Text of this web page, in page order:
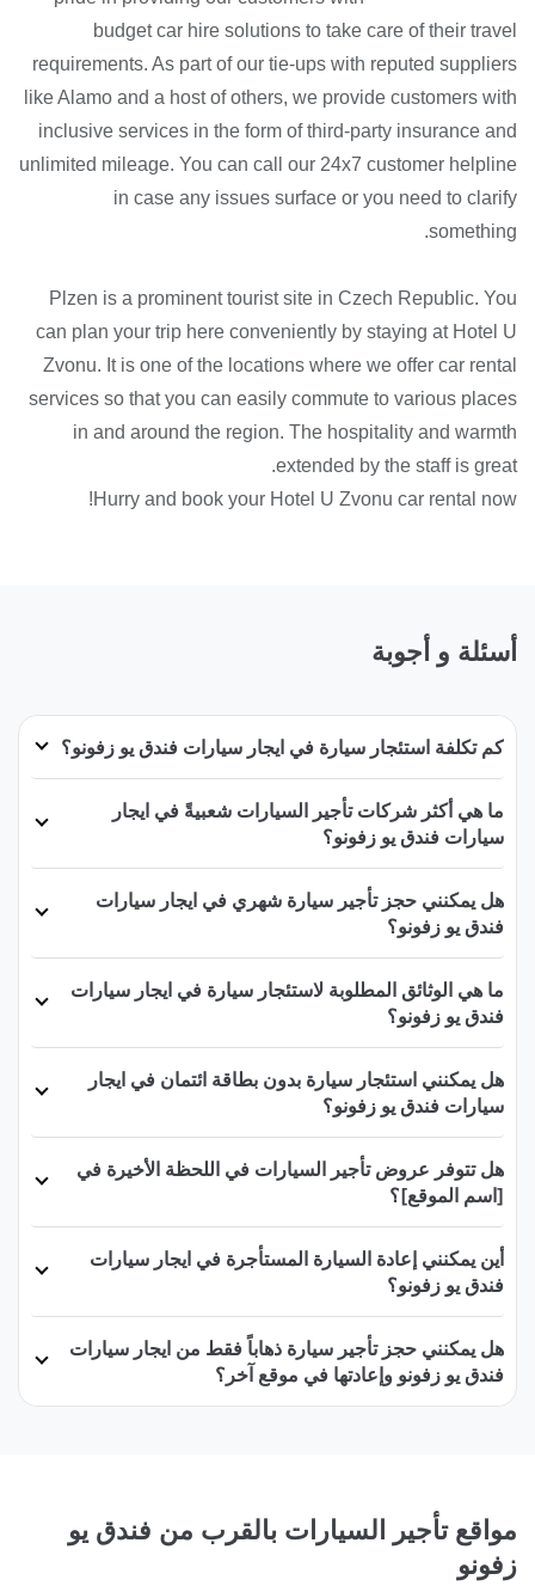
budget car hire solutions to take care of their travel
requirements. As part of our tie-ups with reputed suppliers
like Alamo and a host of others, we provide customers with
inclusive services in the form of third-party insurance and
unlimited mileage. You can call our 24x7 customer helpline
in case any issues surface or you need to clarify
something.
Plzen is a prominent tourist site in Czech Republic. You
can plan your trip here conveniently by staying at Hotel U
Zvonu. It is one of the locations where we offer car rental
services so that you can easily commute to various places
in and around the region. The hospitality and warmth
extended by the staff is great.
Hurry and book your Hotel U Zvonu car rental now!
أسئلة و أجوبة
كم تكلفة استئجار سيارة في ايجار سيارات فندق يو زفونو؟
ما هي أكثر شركات تأجير السيارات شعبيةً في ايجار
سيارات فندق يو زفونو؟
هل يمكنني حجز تأجير سيارة شهري في ايجار سيارات
فندق يو زفونو؟
ما هي الوثائق المطلوبة لاستئجار سيارة في ايجار سيارات
فندق يو زفونو؟
هل يمكنني استئجار سيارة بدون بطاقة ائتمان في ايجار
سيارات فندق يو زفونو؟
هل تتوفر عروض تأجير السيارات في اللحظة الأخيرة في
[اسم الموقع]؟
أين يمكنني إعادة السيارة المستأجرة في ايجار سيارات
فندق يو زفونو؟
هل يمكنني حجز تأجير سيارة ذهاباً فقط من ايجار سيارات
فندق يو زفونو وإعادتها في موقع آخر؟
مواقع تأجير السيارات بالقرب من فندق يو
زفونو